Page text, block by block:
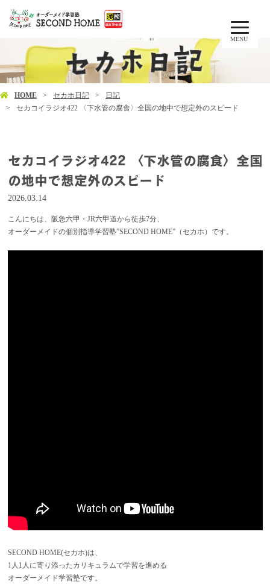
MENU
HOME セカホ日記
日記
セカコイラジオ422 〈下水管の腐食〉全国の地中で想定外のスピード
セカコイラジオ422 〈下水管の腐食〉全国
の地中で想定外のスピード
2026.03.14
こんにちは、阪急六甲・JR六甲道から徒歩7分、
オーダーメイドの個別指導学習塾”SECOND HOME”（セカホ）です。
SECOND HOME(セカホ)は、
1人1人に寄り添ったカリキュラムで学習を進める
オーダーメイド学習塾です。